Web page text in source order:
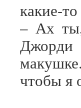
какие-
– Ах ты,
Джорди
чтобы я